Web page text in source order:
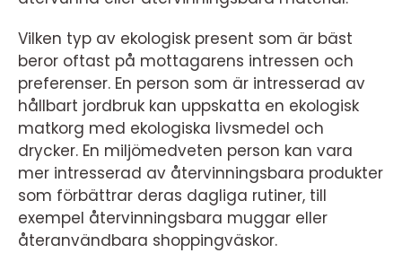
Vilken typ av ekologisk present som är bäst
beror oftast på mottagarens intressen och
preferenser. En person som är intresserad av
hållbart jordbruk kan uppskatta en ekologisk
matkorg med ekologiska livsmedel och
drycker. En miljömedveten person kan vara
mer intresserad av återvinningsbara produkter
som förbättrar deras dagliga rutiner, till
exempel återvinningsbara muggar eller
återanvändbara shoppingväskor.